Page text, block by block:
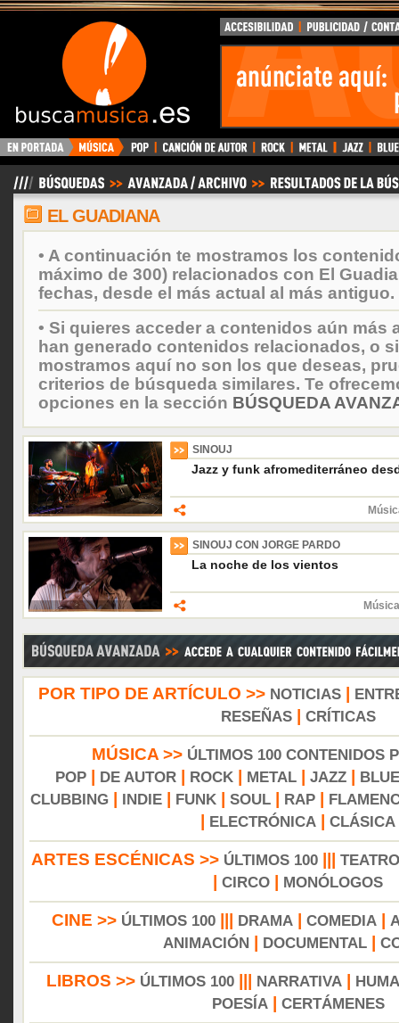
BuscaMusica.es
EL GUADIANA
• A continuación te mostramos los
máximo de 300) relacionados con El
fechas, desde el más actual al más antiguo.
• Si quieres acceder a contenidos aún más
han generado contenidos relacionados, o
mostramos aquí no son los que deseas,
criterios de búsqueda similares. Te
opciones en la sección BÚSQUEDA
SINOUJ
Jazz y funk afromediterráneo
SINOUJ CON JORGE PARDO
La noche de los vientos
POR TIPO DE ARTÍCULO >> NOTICIAS|
RESEÑAS| CRÍTICAS
MÚSICA >> ÚLTIMOS 100 CONTENIDOS
POP
DE AUTOR ROCK METAL JAZZ
CLUBBING
INDIE FUNK SOUL RAP
ELECTRÓNICA CLÁSICA
ARTES ESCÉNICAS >> ÚLTIMOS 100||| TEATRO
CIRCO MONÓLOGOS
CINE >> ÚLTIMOS 100 DRAMA COMEDIA
ANIMACIÓN
DOCUMENTAL|
LIBROS >> ÚLTIMOS 100 NARRATIVA
POESÍA| CERTÁMENES